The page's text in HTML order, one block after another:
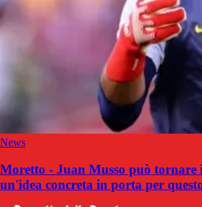
News
Moretto - Juan Musso può tornare
un'idea concreta in porta per